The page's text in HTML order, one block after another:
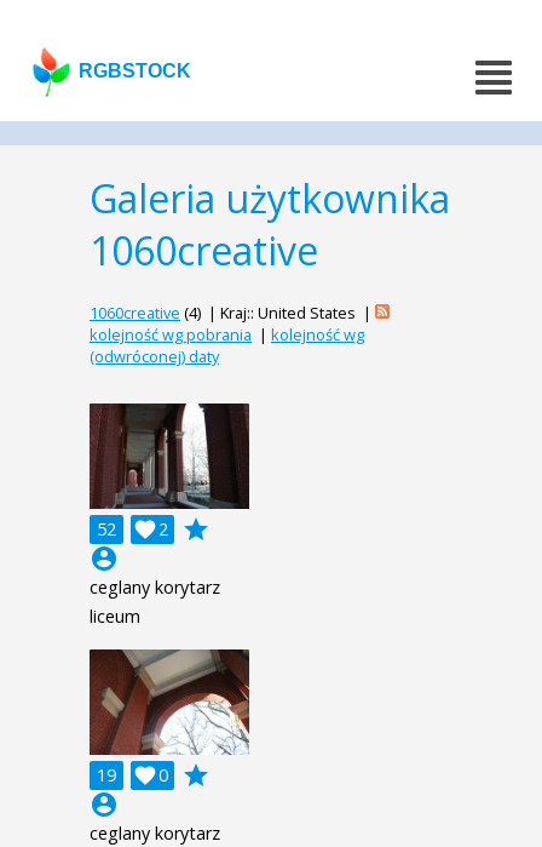
RGBSTOCK
Galeria użytkownika
1060creative
1060creative (4) | Kraj:: United States |
kolejność wg pobrania | kolejność wg
(odwróconej) daty
52 2

grade
account_circle
ceglany korytarz
liceum
19 0

grade
account_circle
ceglany korytarz